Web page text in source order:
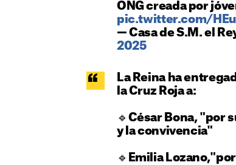
ONG creada por
pic.twitter.com/
— Casa de S.M. el
2025
La Reina ha
la Cruz Roja a:
🔹César Bona, "por
y la convivencia"
🔹Emilia